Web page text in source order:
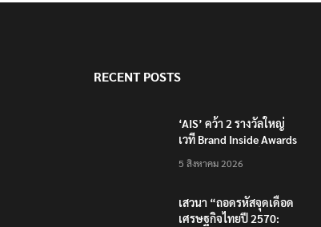
RECENT POSTS
‘AIS’ คว้า 2 รางวัลใหญ่
เวที Brand Inside Awards
โครงสร้างพื้นฐานดิจิทัล
5 สิงหาคม 2026
เสวนา “ถอดรหัสจุดเดือด
เศรษฐกิจไทยปี 2570: